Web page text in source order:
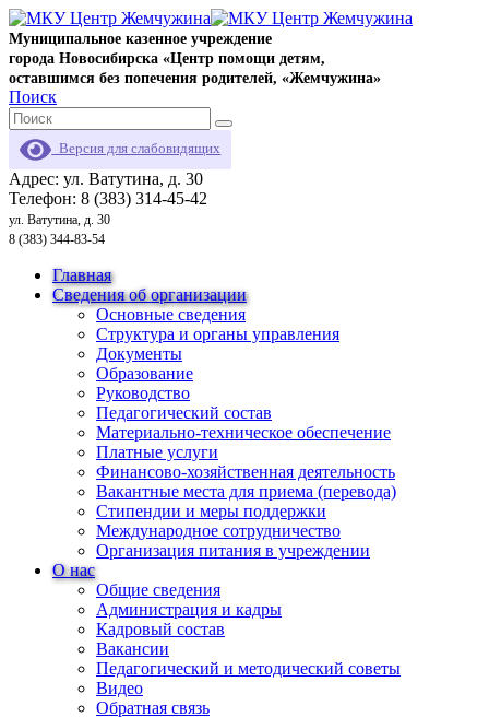
Муниципальное казенное учреждение
города Новосибирска «Центр помощи детям,
оставшимся без попечения родителей, «Жемчужина»
Поиск
Версия для слабовидящих
Адрес: ул. Ватутина, д. 30
Телефон: 8 (383) 314-45-42
ул. Ватутина, д. 30
8 (383) 344-83-54
Главная
Сведения об организации
Основные сведения
Структура и органы управления
Документы
Образование
Руководство
Педагогический состав
Материально-техническое обеспечение
Платные услуги
Финансово-хозяйственная деятельность
Вакантные места для приема (перевода)
Стипендии и меры поддержки
Международное сотрудничество
Организация питания в учреждении
О нас
Общие сведения
Администрация и кадры
Кадровый состав
Вакансии
Педагогический и методический советы
Видео
Обратная связь